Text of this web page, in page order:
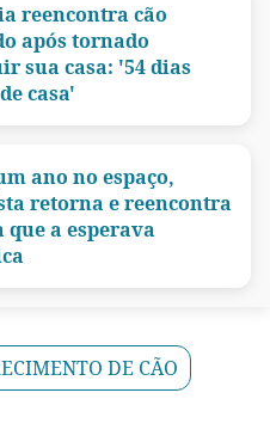
reencontra cão
após tornado
sua casa: '54 dias
casa'
ano no espaço,
retorna e reencontra
que a esperava
DE CÃO